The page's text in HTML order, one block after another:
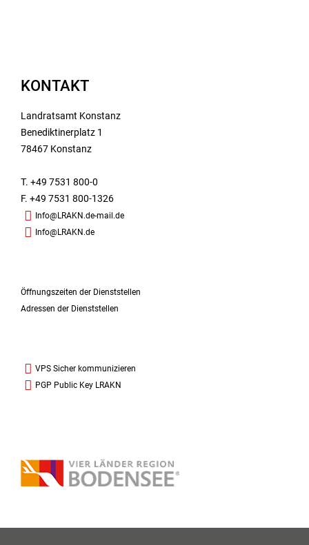
KONTAKT
Landratsamt Konstanz
Benediktinerplatz 1
78467 Konstanz
T. +49 7531 800-0
F. +49 7531 800-1326
Info@LRAKN.de-mail.de
Info@LRAKN.de
Öffnungszeiten der Dienststellen
Adressen der Dienststellen
VPS Sicher kommunizieren
PGP Public Key LRAKN